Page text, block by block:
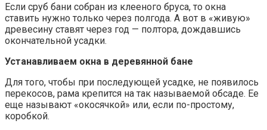
Если сруб бани собран из клееного бруса, то окна
ставить нужно только через полгода. А вот в «живую»
древесину ставят через год — полтора, дождавшись
окончательной усадки.
Устанавливаем окна в деревянной бане
Для того, чтобы при последующей усадке, не появилось
перекосов, рама крепится на так называемой обсаде. Ее
еще называют «окосячкой» или, если по-простому,
коробкой.